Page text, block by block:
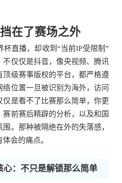
在了赛场之外
直播，却收到“当前IP受限制”
不仅仅是抖音，像央视频、腾讯
顶级赛事版权的平台，都严格遵
位置一旦被识别为海外，访问
是看不了比赛那么简单，你更
前赛后精辟的分析，以及和国
。那种被隔绝在外的失落感，
会的痛点。
心：不只是解锁那么简单